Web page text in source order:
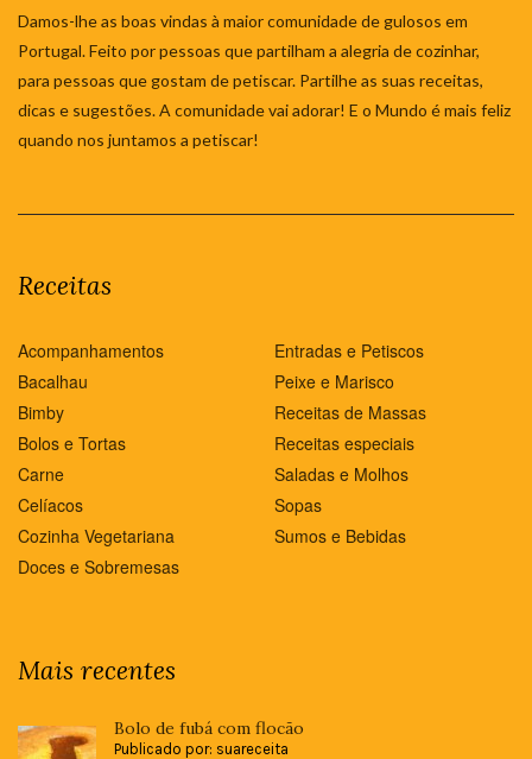
Damos-lhe as boas vindas à maior comunidade de gulosos em
Portugal. Feito por pessoas que partilham a alegria de cozinhar,
para pessoas que gostam de petiscar. Partilhe as suas receitas,
dicas e sugestões. A comunidade vai adorar! E o Mundo é mais feliz
quando nos juntamos a petiscar!
Receitas
Acompanhamentos
Bacalhau
Bimby
Bolos e Tortas
Carne
Celíacos
Cozinha Vegetariana
Doces e Sobremesas
Entradas e Petiscos
Peixe e Marisco
Receitas de Massas
Receitas especiais
Saladas e Molhos
Sopas
Sumos e Bebidas
Mais recentes
Bolo de fubá com flocão
Publicado por: suareceita